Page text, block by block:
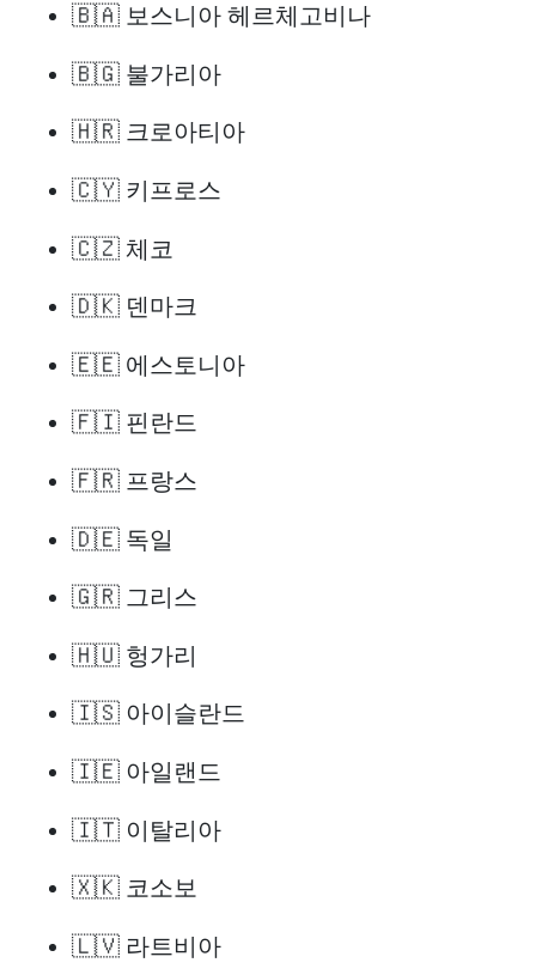
🇧🇦 보스니아 헤르체고비나
🇧🇬 불가리아
🇭🇷 크로아티아
🇨🇾 키프로스
🇨🇿 체코
🇩🇰 덴마크
🇪🇪 에스토니아
🇫🇮 핀란드
🇫🇷 프랑스
🇩🇪 독일
🇬🇷 그리스
🇭🇺 헝가리
🇮🇸 아이슬란드
🇮🇪 아일랜드
🇮🇹 이탈리아
🇽🇰 코소보
🇱🇻 라트비아